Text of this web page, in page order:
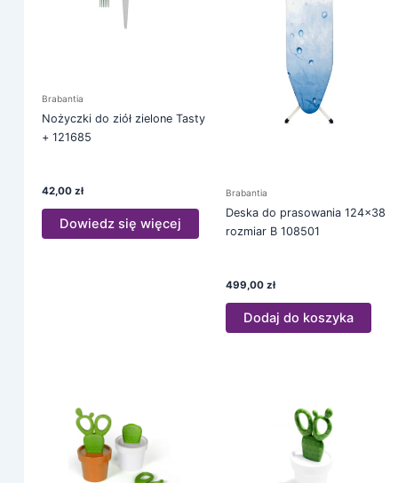
Brabantia
Nożyczki do ziół zielone Tasty
+ 121685
42,00 zł
Dowiedz się więcej
Brabantia
Deska do prasowania 124×38
rozmiar B 108501
499,00 zł
Dodaj do koszyka